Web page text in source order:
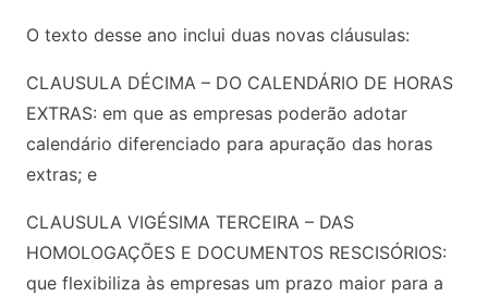
O texto desse ano inclui duas novas cláusulas:
CLAUSULA DÉCIMA – DO CALENDÁRIO DE HORAS
EXTRAS: em que as empresas poderão adotar
calendário diferenciado para apuração das horas
extras; e
CLAUSULA VIGÉSIMA TERCEIRA – DAS
HOMOLOGAÇÕES E DOCUMENTOS RESCISÓRIOS:
que flexibiliza às empresas um prazo maior para a